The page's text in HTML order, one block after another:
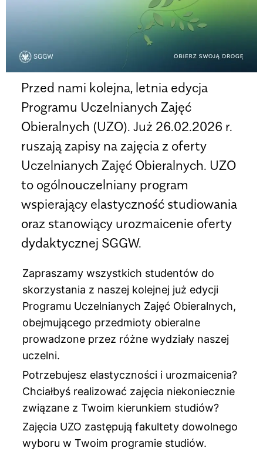
Przed nami kolejna, letnia edycja
Programu Uczelnianych Zajęć
Obieralnych (UZO). Już 26.02.2026 r.
ruszają zapisy na zajęcia z oferty
Uczelnianych Zajęć Obieralnych. UZO
to ogólnouczelniany program
wspierający elastyczność studiowania
oraz stanowiący urozmaicenie oferty
dydaktycznej SGGW.
Zapraszamy wszystkich studentów do
skorzystania z naszej kolejnej już edycji
Programu Uczelnianych Zajęć Obieralnych,
obejmującego przedmioty obieralne
prowadzone przez różne wydziały naszej
uczelni.
Potrzebujesz elastyczności i urozmaicenia?
Chciałbyś realizować zajęcia niekoniecznie
związane z Twoim kierunkiem studiów?
Zajęcia UZO zastępują fakultety dowolnego
wyboru w Twoim programie studiów.